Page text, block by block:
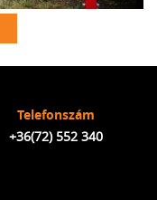
Telefonszám
+36(72) 552 340